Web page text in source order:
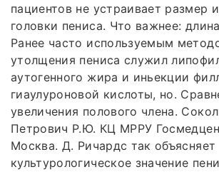
пациентов не устраивает размер
головки пениса. Что важнее:
Ранее часто используемым
утолщения пениса служил
аутогенного жира и иньекции
гиаулуроновой кислоты, но.
увеличения полового члена.
Петрович Р.Ю. КЦ МРРУ
Москва. Д. Ричардс так объясняет
культурологическое значение